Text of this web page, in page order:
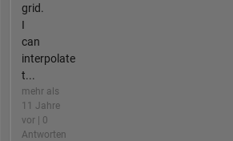
grid.
I
can
interpolate
t...
mehr als
11 Jahre
vor | 0
Antworten